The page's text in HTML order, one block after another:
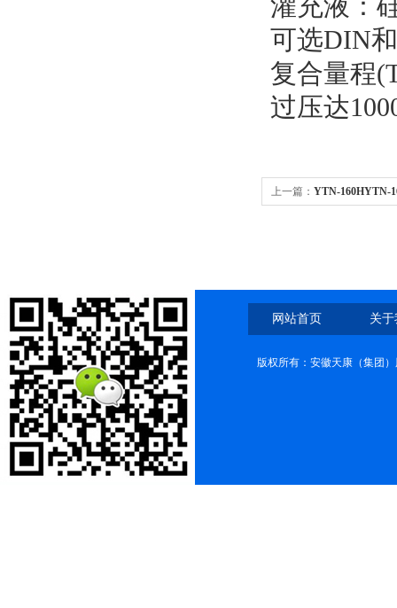
灌充液：
可选DIN
复合量程
过压达
上一篇： YTN-160HYTN-
网站首页 关
版权所有：安徽天康（集团